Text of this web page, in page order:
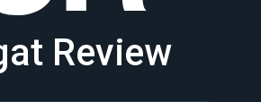
Review